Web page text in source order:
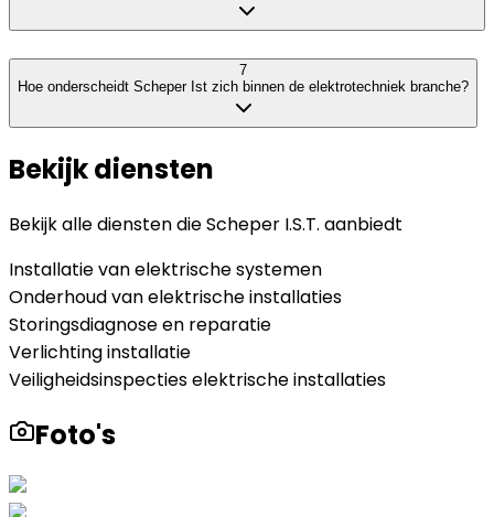
7
Hoe onderscheidt Scheper Ist zich binnen de elektrotechniek branche?
Bekijk diensten
Bekijk alle diensten dieScheper I.S.T. aanbiedt
Installatie van elektrische systemen
Onderhoud van elektrische installaties
Storingsdiagnose en reparatie
Verlichting installatie
Veiligheidsinspecties elektrische installaties
Foto's